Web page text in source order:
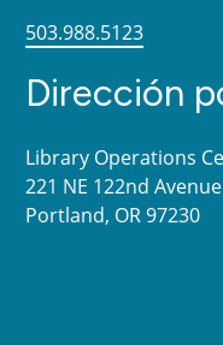
503.988.5123
Dirección
Library Operations
221 NE 122nd Avenue
Portland, OR 97230